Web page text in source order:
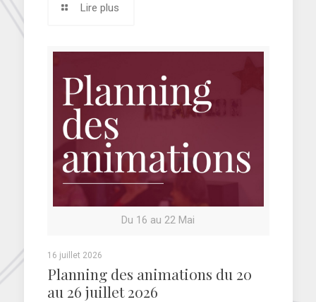
Lire plus
Du 16 au 22 Mai
16 juillet 2026
Planning des animations du 20
au 26 juillet 2026